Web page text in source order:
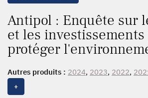
Antipol : Enquête sur
et les
protéger
Autres produits : 2024, 2023, 2022,
2018
2009
+